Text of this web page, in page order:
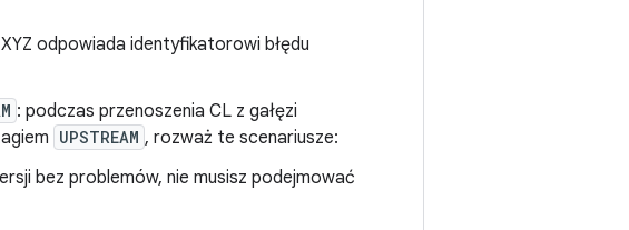
odpowiada identyfikatorowi błędu
: podczas przenoszenia CL z gałęzi
UPSTREAM , rozważ te scenariusze:
bez problemów, nie musisz podejmować